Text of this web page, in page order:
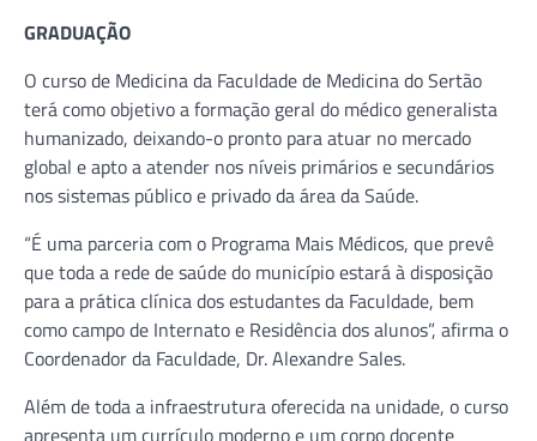
GRADUAÇÃO
O curso de Medicina da Faculdade de Medicina do Sertão
terá como objetivo a formação geral do médico generalista
humanizado, deixando-o pronto para atuar no mercado
global e apto a atender nos níveis primários e secundários
nos sistemas público e privado da área da Saúde.
“É uma parceria com o Programa Mais Médicos, que prevê
que toda a rede de saúde do município estará à disposição
para a prática clínica dos estudantes da Faculdade, bem
como campo de Internato e Residência dos alunos”, afirma o
Coordenador da Faculdade, Dr. Alexandre Sales.
Além de toda a infraestrutura oferecida na unidade, o curso
apresenta um currículo moderno e um corpo docente